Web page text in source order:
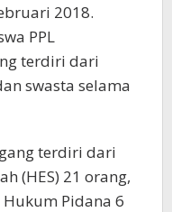
2018.
PPL
terdiri dari
swasta selama
terdiri dari
(HES) 21 orang,
Pidana 6